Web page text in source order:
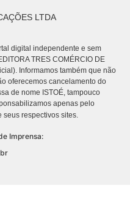
LTDA
digital independente e sem
TRES COMÉRCIO DE
Informamos também que não
oferecemos cancelamento do
de nome ISTOÉ, tampouco
apenas pelo
seus respectivos sites.
Imprensa: